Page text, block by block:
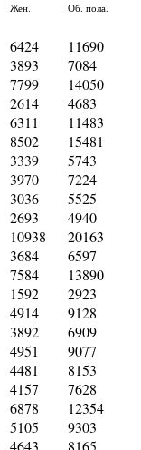
Жен. Об. пола.
6424
11690
3893
7084
7799
14050
2614
4683
6311
11483
8502
15481
3339
5743
3970
7224
3036
5525
2693
4940
10938
20163
3684
6597
7584
13890
1592
2923
4914
9128
3892
6909
4951
9077
4481
8153
4157
7628
6878
12354
5105
9303
4643
8165